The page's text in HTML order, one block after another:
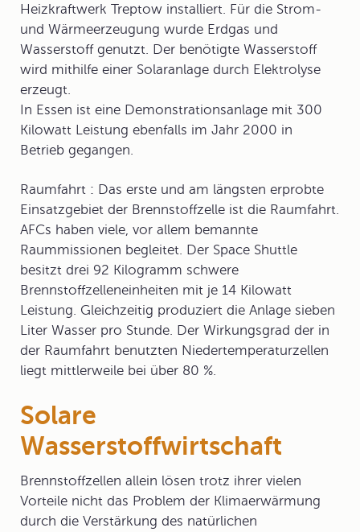
Heizkraftwerk Treptow installiert. Für die Strom-
und Wärmeerzeugung wurde Erdgas und
Wasserstoff genutzt. Der benötigte Wasserstoff
wird mithilfe einer Solaranlage durch Elektrolyse
erzeugt.
In Essen ist eine Demonstrationsanlage mit 300
Kilowatt Leistung ebenfalls im Jahr 2000 in
Betrieb gegangen.
Raumfahrt : Das erste und am längsten erprobte
Einsatzgebiet der Brennstoffzelle ist die Raumfahrt.
AFCs haben viele, vor allem bemannte
Raummissionen begleitet. Der Space Shuttle
besitzt drei 92 Kilogramm schwere
Brennstoffzelleneinheiten mit je 14 Kilowatt
Leistung. Gleichzeitig produziert die Anlage sieben
Liter Wasser pro Stunde. Der Wirkungsgrad der in
der Raumfahrt benutzten Niedertemperaturzellen
liegt mittlerweile bei über 80 %.
Solare
Wasserstoffwirtschaft
Brennstoffzellen allein lösen trotz ihrer vielen
Vorteile nicht das Problem der Klimaerwärmung
durch die Verstärkung des natürlichen